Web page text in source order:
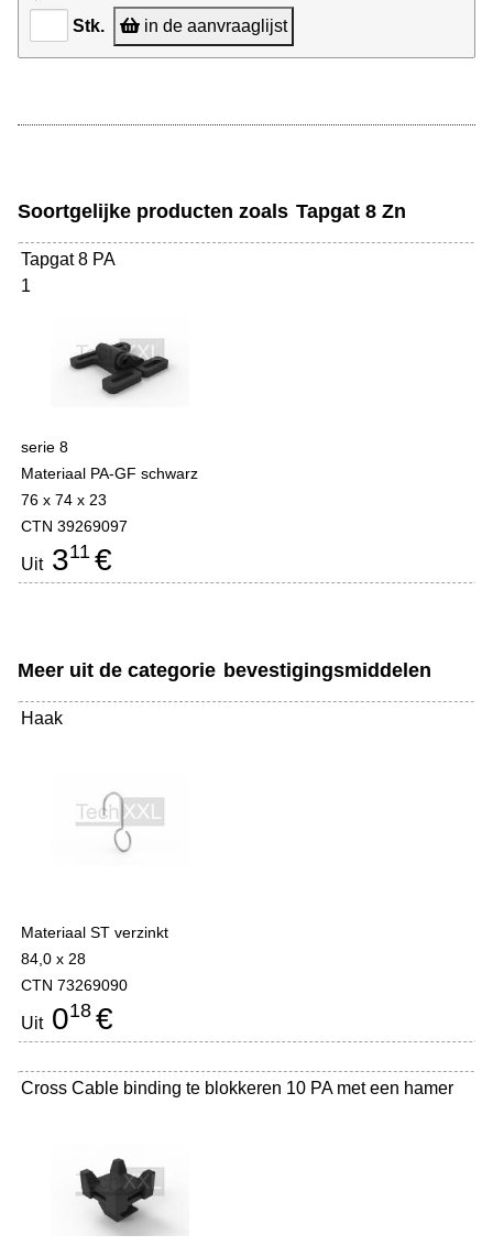
Stk. in de aanvraaglijst
Soortgelijke producten zoals Tapgat 8 Zn
Tapgat 8 PA
1
serie 8
Materiaal PA-GF schwarz
76 x 74 x 23
CTN 39269097
Uit311 €
Meer uit de categorie bevestigingsmiddelen
Haak
Materiaal ST verzinkt
84,0 x 28
CTN 73269090
Uit018 €
Cross Cable binding te blokkeren 10 PA met een hamer